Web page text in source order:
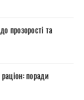
прозорості та
поради